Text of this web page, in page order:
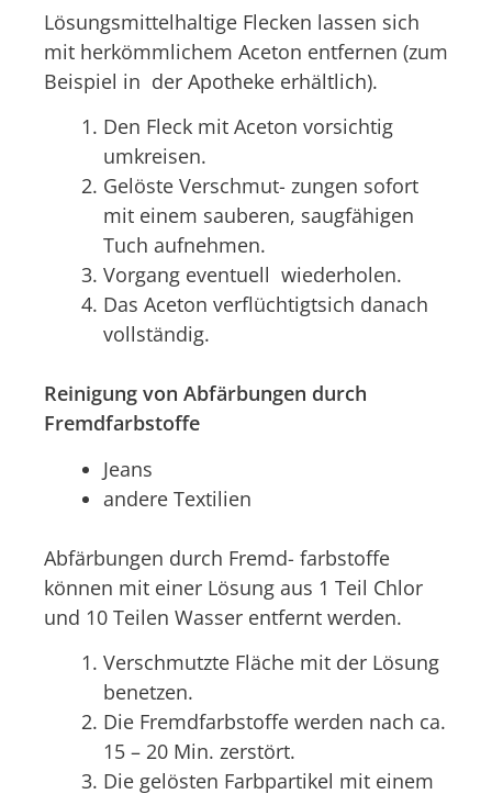
Lösungsmittelhaltige Flecken lassen sich
mit herkömmlichem Aceton entfernen (zum
Beispiel in der Apotheke erhältlich).
Den Fleck mit Aceton vorsichtig
umkreisen.
Gelöste Verschmut- zungen sofort
mit einem sauberen, saugfähigen
Tuch aufnehmen.
Vorgang eventuell wiederholen.
Das Aceton verflüchtigtsich danach
vollständig.
Reinigung von Abfärbungen durch
Fremdfarbstoffe
Jeans
andere Textilien
Abfärbungen durch Fremd- farbstoffe
können mit einer Lösung aus 1 Teil Chlor
und 10 Teilen Wasser entfernt werden.
Verschmutzte Fläche mit der Lösung
benetzen.
Die Fremdfarbstoffe werden nach ca.
15 – 20 Min. zerstört.
Die gelösten Farbpartikel mit einem